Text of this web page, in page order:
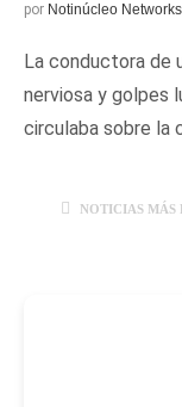
por Notinúcleo Networks
La conductora de
nerviosa y golpes
circulaba sobre la
NOTICIAS MÁS